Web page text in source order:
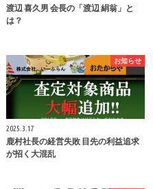
渡辺 喜久男 会長の「渡辺 絹翁」と
は？
お知らせ
2025.3.17
鹿村社長の経営失敗 目先の利益追求
が招く大混乱